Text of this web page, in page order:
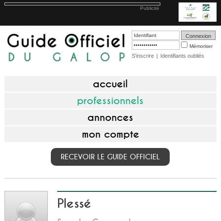
Publicité
Mémoriser
S'inscrire | Identifiants oubliés
accueil
professionnels
annonces
mon compte
RECEVOIR LE GUIDE OFFICIEL
Plessé